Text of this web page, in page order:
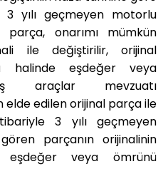
3 yılı geçmeyen motorlu
onarımı mümkün
ile değiştirilir, orijinal
halinde eşdeğer veya
araçlar mevzuatı
elde edilen orijinal parça ile
3 yılı geçmeyen
parçanın orijinalinin
eşdeğer veya ömrünü